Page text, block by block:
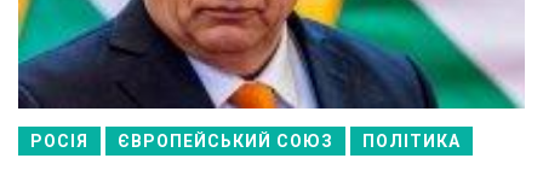
РОСІЯ ЄВРОПЕЙСЬКИЙ СОЮЗ ПОЛІТИКА